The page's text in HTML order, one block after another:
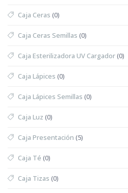
Caja Ceras (0)
Caja Ceras Semillas (0)
Caja Esterilizadora UV Cargador(0)
Caja Lápices (0)
Caja Lápices Semillas (0)
Caja Luz (0)
Caja Presentación (5)
Caja Té (0)
Caja Tizas (0)